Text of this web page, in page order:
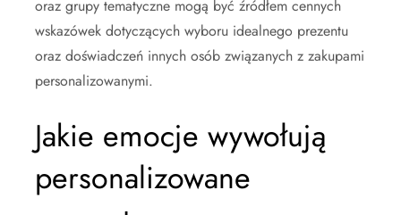
oraz grupy tematyczne mogą być źródłem cennych
wskazówek dotyczących wyboru idealnego prezentu
oraz doświadczeń innych osób związanych z zakupami
personalizowanymi.
Jakie emocje wywołują
personalizowane